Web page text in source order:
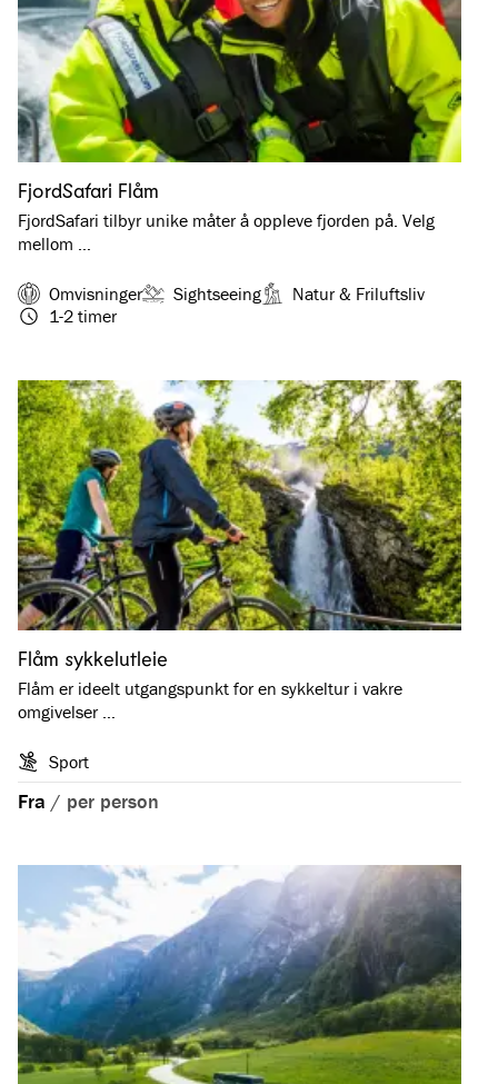
FjordSafari Flåm
FjordSafari tilbyr unike måter å oppleve fjorden på. Velg
mellom …
Omvisninger Sightseeing
Natur & Friluftsliv
1-2 timer
Flåm sykkelutleie
Flåm er ideelt utgangspunkt for en sykkeltur i vakre
omgivelser …
Sport
Fra / per person